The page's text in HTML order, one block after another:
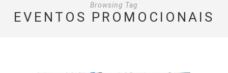
Browsing Tag
EVENTOS PROMOCIONAIS